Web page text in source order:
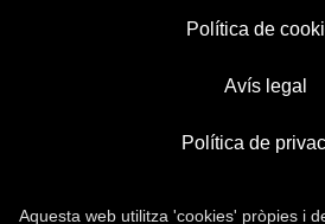
Política de
Avís legal
Política de
Aquesta web utilitza 'cookies' pròpies i